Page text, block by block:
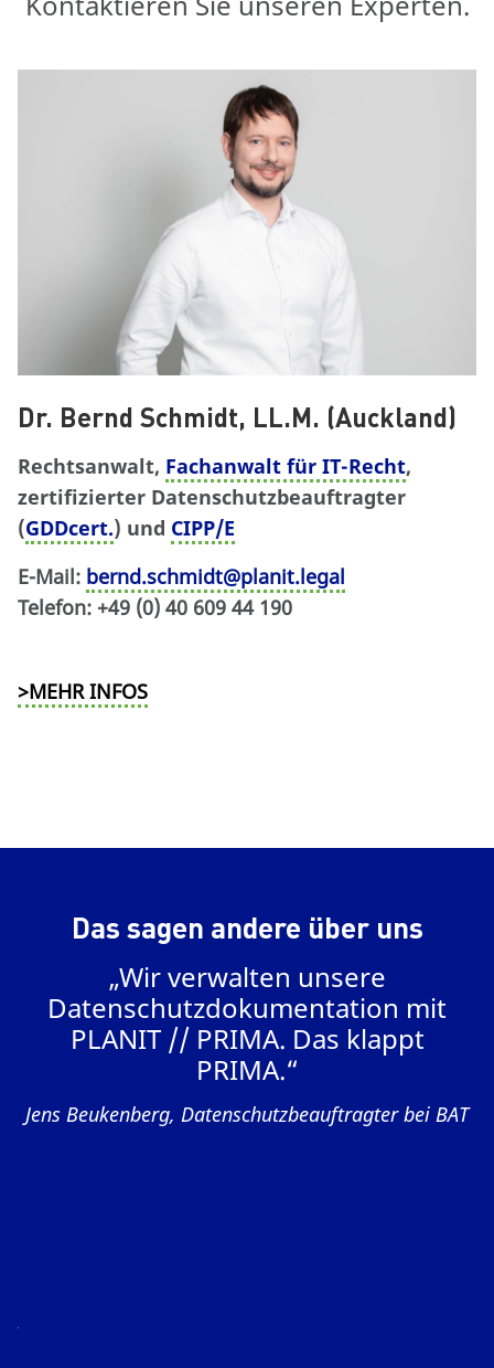
Dr. Bernd Schmidt, LL.M. (Auckland)
Rechtsanwalt, Fachanwalt für IT-Recht,
zertifizierter Datenschutzbeauftragter
(GDDcert.) und CIPP/E
E-Mail: bernd.schmidt@planit.legal
Telefon: +49 (0) 40 609 44 190
>MEHR INFOS
Das sagen andere über uns
„Wir verwalten unsere
Datenschutzdokumentation mit
PLANIT // PRIMA. Das klappt
PRIMA.“
Jens Beukenberg, Datenschutzbeauftragter bei BAT